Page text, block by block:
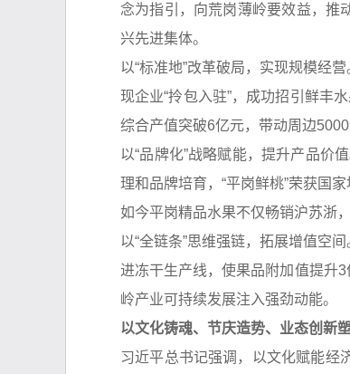
念为指引，向荒岗薄岭要效益，推
兴先进集体。
以“标准地”改革破局，实现规模经
现企业“拎包入驻”，成功招引鲜丰
综合产值突破6亿元，带动周边
以“品牌化”战略赋能，提升产品价
理和品牌培育，“平岗鲜桃”荣获国
如今平岗精品水果不仅畅销沪苏浙
以“全链条”思维强链，拓展增值空
进冻干生产线，使果品附加值提升
岭产业可持续发展注入强劲动能。
以文化铸魂、节庆造势、业态创新
习近平总书记强调，以文化赋能经